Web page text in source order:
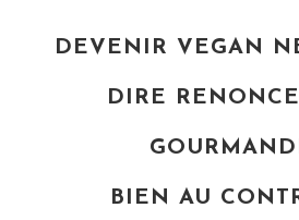
DEVENIR VEGAN
DIRE
BIEN AU